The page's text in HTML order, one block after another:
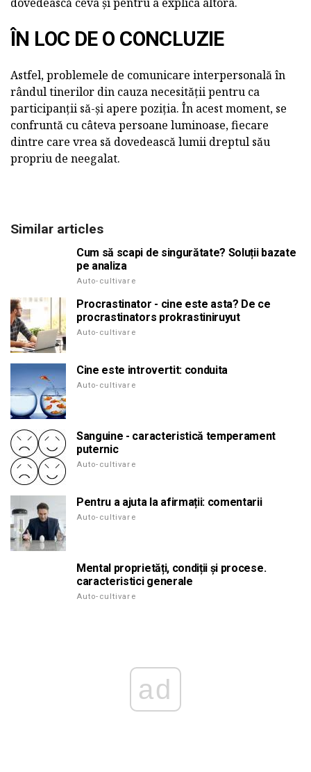
ÎN LOC DE O CONCLUZIE
Astfel, problemele de comunicare interpersonală în
rândul tinerilor din cauza necesității pentru ca
participanții să-și apere poziția. În acest moment, se
confruntă cu câteva persoane luminoase, fiecare
dintre care vrea să dovedească lumii dreptul său
propriu de neegalat.
Similar articles
Cum să scapi de singurătate? Soluții bazate
pe analiza
Auto-cultivare
Procrastinator - cine este asta? De ce
procrastinators prokrastiniruyut
Auto-cultivare
Cine este introvertit: conduita
Auto-cultivare
Sanguine - caracteristică temperament
puternic
Auto-cultivare
Pentru a ajuta la afirmații: comentarii
Auto-cultivare
Mental proprietăți, condiții și procese.
caracteristici generale
Auto-cultivare
ad